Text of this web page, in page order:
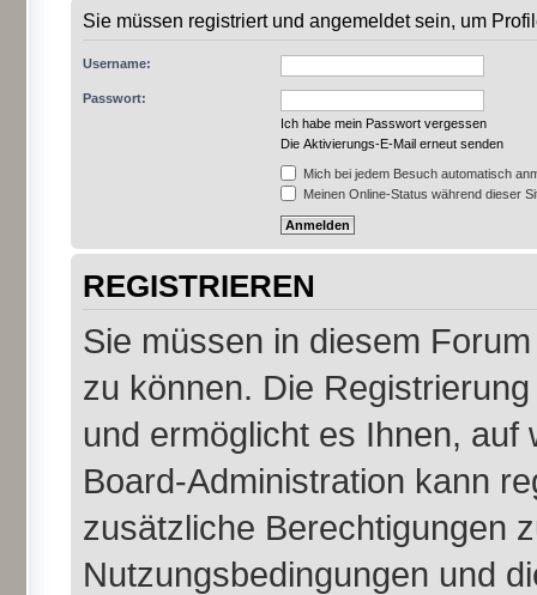
Sie müssen registriert und angemeldet sein, um
Username:
Passwort:
Ich habe mein Passwort vergessen
Die Aktivierungs-E-Mail erneut senden
Mich bei jedem Besuch automatisch
Meinen Online-Status während dieser
REGISTRIEREN
Sie müssen in diesem
zu können. Die
und ermöglicht es Ihnen,
Board-Administration kann
zusätzliche Berechtigungen
Nutzungsbedingungen und